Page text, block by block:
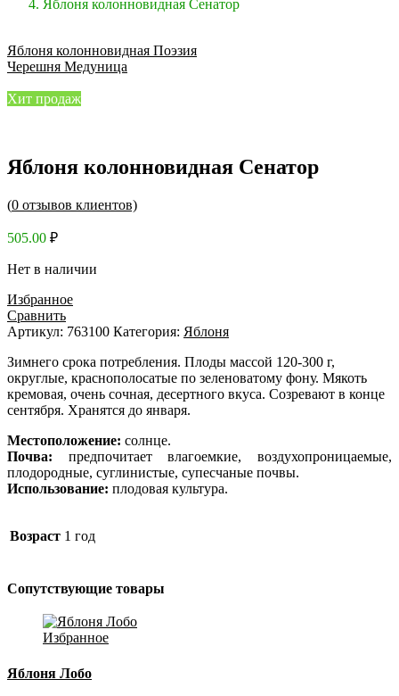
Яблоня колонновидная Сенатор
Яблоня колонновидная Поэзия
Черешня Медуница
Хит продаж
Яблоня колонновидная Сенатор
(0 отзывов клиентов)
505.00 ₽
Нет в наличии
Избранное
Сравнить
Артикул: 763100 Категория: Яблоня
Зимнего срока потребления. Плоды массой 120-300 г,
округлые, краснополосатые по зеленоватому фону. Мякоть
кремовая, очень сочная, десертного вкуса. Созревают в конце
сентября. Хранятся до января.
Местоположение: солнце.
Почва: предпочитает влагоемкие, воздухопроницаемые,
плодородные, суглинистые, супесчаные почвы.
Использование: плодовая культура.
Возраст 1 год
Сопутствующие товары
Избранное
Яблоня Лобо